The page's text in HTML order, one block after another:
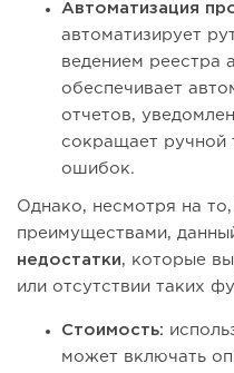
Автоматизация
автоматизирует
ведением реестра
обеспечивает
отчетов,
сокращает ручной
ошибок.
Однако, несмотря на
преимуществами,
недостатки, которые
или отсутствии таких
Стоимость:
может включать